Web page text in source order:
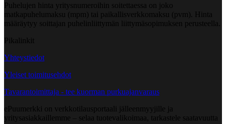
Puhelujen hinta yritysnumeroihin soitettaessa on joko
matkapuhelumaksu (mpm) tai paikallisverkkomaksu (pvm). Hinta
määräytyy soittajan puhelinliittymän liittymäsopimuksen perusteella.
Pikalinkit
Yhteystiedot
Yleiset toimitusehdot
Tavarantoimittaja - tee kuorman purkuajanvaraus
ePuumerkki on verkkotilausportaali jälleenmyyjille ja
yritysasiakkaillemme – selaa tuotevalikoimaa, tarkastele saatavuutta